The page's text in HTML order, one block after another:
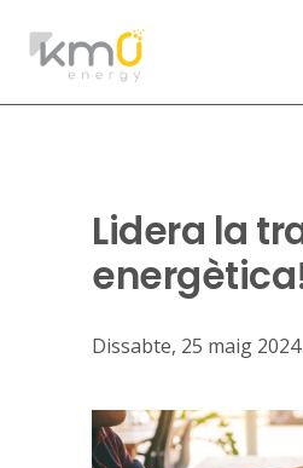
Lidera la
Dissabte, 25 maig 2024